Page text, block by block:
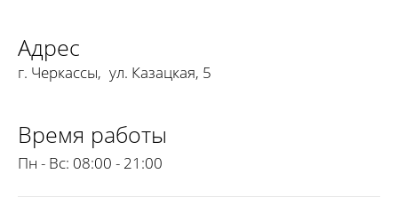
Адрес
г. Черкассы, ул. Казацкая, 5
Время работы
Пн - Вс: 08:00 - 21:00